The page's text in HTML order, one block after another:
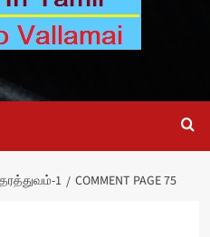
1 COMMENT PAGE 75